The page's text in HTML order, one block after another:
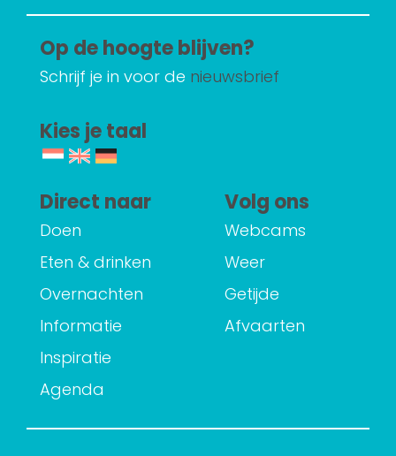
Op de hoogte blijven?
Schrijf je in voor de nieuwsbrief
Kies je taal
Direct naar
Doen
Eten & drinken
Overnachten
Informatie
Inspiratie
Agenda
Volg ons
Webcams
Weer
Getijde
Afvaarten